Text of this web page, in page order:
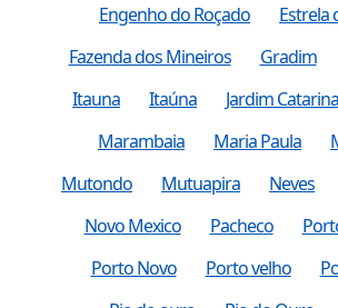
Engenho do Roçado
Estrela
Fazenda dos Mineiros
Gradim
Itauna
Itaúna Jardim Catarina
Marambaia
Maria Paula
Mutondo
Mutuapira Neves
Novo Mexico
Pacheco
Porto Novo
Porto velho